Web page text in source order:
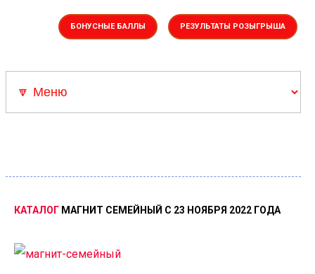
РЕЗУЛЬТАТЫ РОЗЫГРЫША
БОНУСНЫЕ БАЛЛЫ
Акции
КАТАЛОГ МАГНИТ СЕМЕЙНЫЙ С 23 НОЯБРЯ 2022 ГОДА